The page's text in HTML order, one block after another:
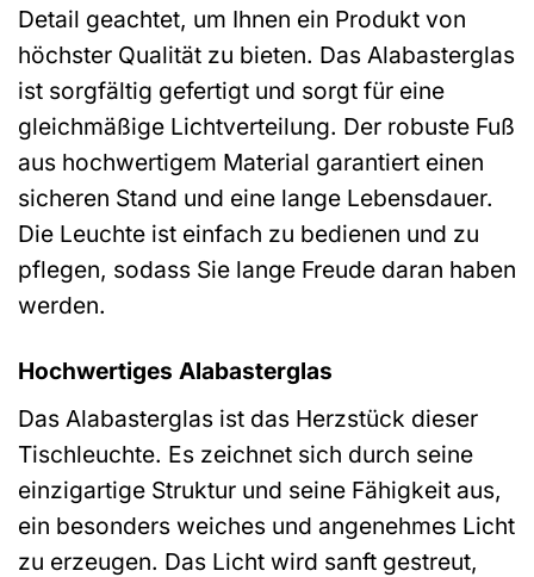
Detail geachtet, um Ihnen ein Produkt von
höchster Qualität zu bieten. Das Alabasterglas
ist sorgfältig gefertigt und sorgt für eine
gleichmäßige Lichtverteilung. Der robuste Fuß
aus hochwertigem Material garantiert einen
sicheren Stand und eine lange Lebensdauer.
Die Leuchte ist einfach zu bedienen und zu
pflegen, sodass Sie lange Freude daran haben
werden.
Hochwertiges Alabasterglas
Das Alabasterglas ist das Herzstück dieser
Tischleuchte. Es zeichnet sich durch seine
einzigartige Struktur und seine Fähigkeit aus,
ein besonders weiches und angenehmes Licht
zu erzeugen. Das Licht wird sanft gestreut,